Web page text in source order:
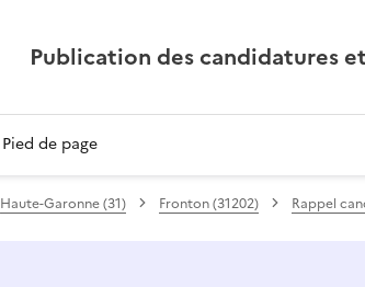
Publication des candidatures
Pied de page
Haute-Garonne (31) Fronton (31202) Rappel